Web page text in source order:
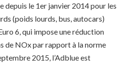
depuis le 1er janvier 2014 pour les
(poids lourds, bus, autocars)
6, qui impose une réduction
de NOx par rapport à la norme
2015, l’Adblue est